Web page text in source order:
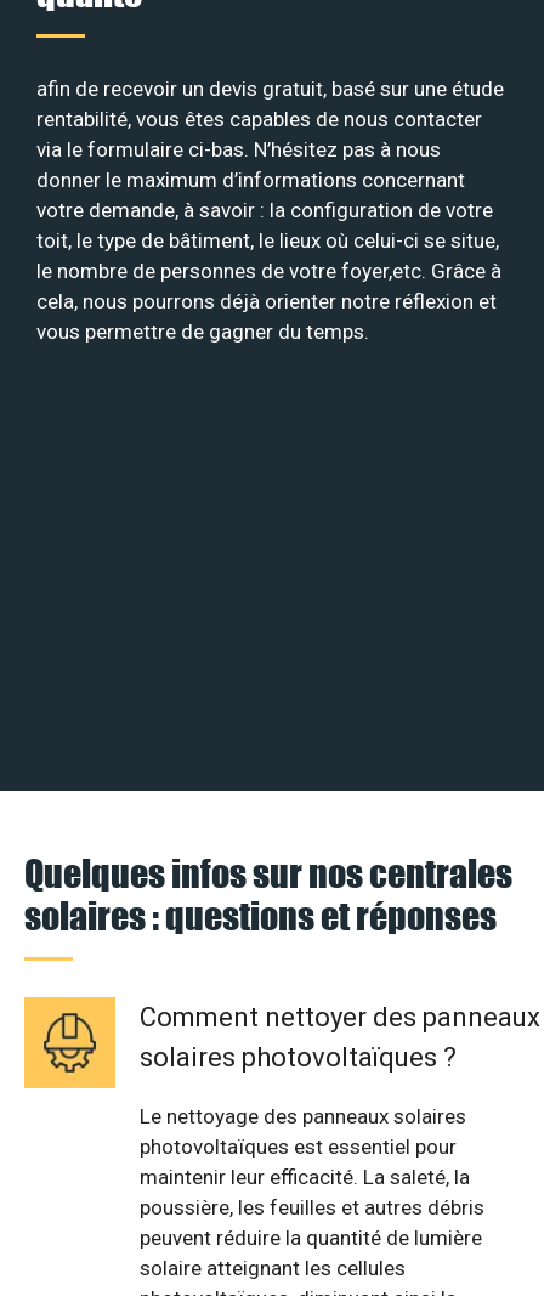
afin de recevoir un devis gratuit, basé sur une étude
rentabilité, vous êtes capables de nous contacter
via le formulaire ci-bas. N’hésitez pas à nous
donner le maximum d’informations concernant
votre demande, à savoir : la configuration de votre
toit, le type de bâtiment, le lieux où celui-ci se situe,
le nombre de personnes de votre foyer,etc. Grâce à
cela, nous pourrons déjà orienter notre réflexion et
vous permettre de gagner du temps.
Quelques infos sur nos centrales
solaires : questions et réponses
Comment nettoyer des panneaux
solaires photovoltaïques ?
Le nettoyage des panneaux solaires
photovoltaïques est essentiel pour
maintenir leur efficacité. La saleté, la
poussière, les feuilles et autres débris
peuvent réduire la quantité de lumière
solaire atteignant les cellules